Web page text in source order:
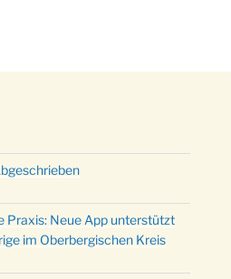
Praxis: Neue App unterstützt
im Oberbergischen Kreis